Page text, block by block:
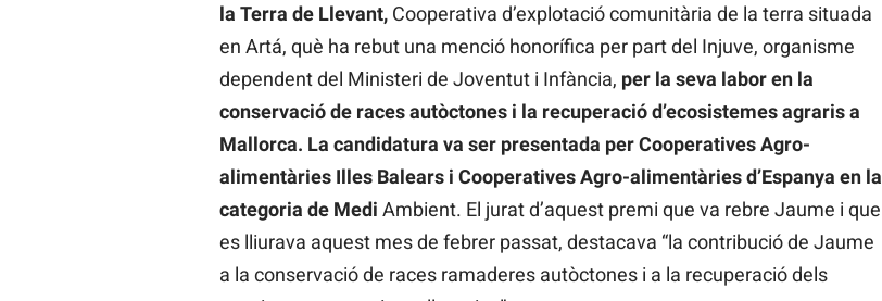
la Terra de Llevant, Cooperativa d’explotació comunitària de la terra situada
en Artá, què ha rebut una menció honorífica per part del Injuve, organisme
dependent del Ministeri de Joventut i Infància, per la seva labor en la
conservació de races autòctones i la recuperació d’ecosistemes agraris a
Mallorca. La candidatura va ser presentada per Cooperatives Agro-
alimentàries Illes Balears i Cooperatives Agro-alimentàries d’Espanya en la
categoria de Medi Ambient. El jurat d’aquest premi que va rebre Jaume i que
es lliurava aquest mes de febrer passat, destacava “la contribució de Jaume
a la conservació de races ramaderes autòctones i a la recuperació dels